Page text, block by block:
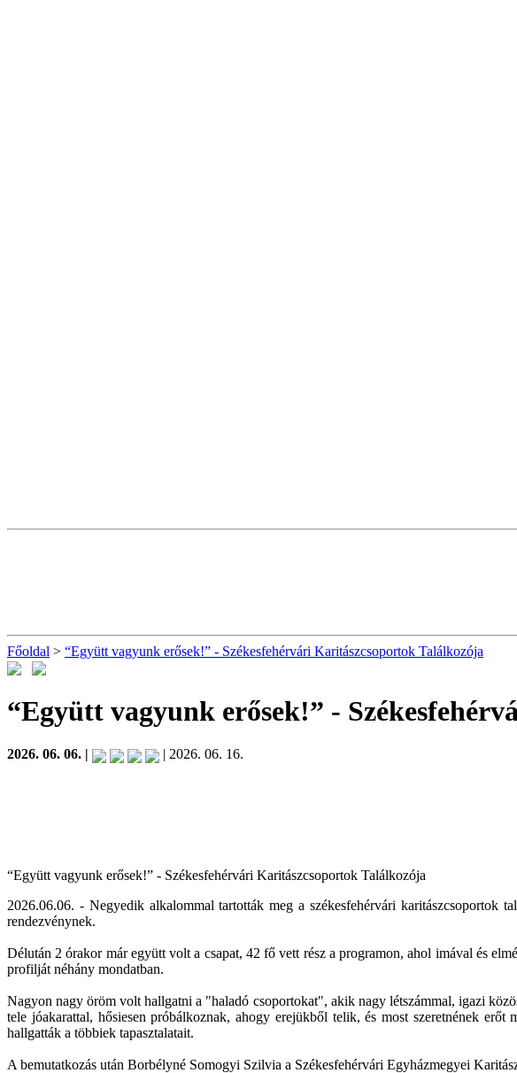
Főoldal > “Együtt vagyunk erősek!” - Székesfehérvári Karitászcsoportok Találkozója
“Együtt vagyunk erősek!” -
2026. 06. 06. | | 2026. 06. 16.
“Együtt vagyunk erősek!” - Székesfehérvári Karitászcsoportok Találkozója
2026.06.06. - Negyedik alkalommal tartották meg a székesfehérvári karitászcsoportok
rendezvénynek.
Délután 2 órakor már együtt volt a csapat, 42 fő vett rész a programon, ahol imával és
profilját néhány mondatban.
Nagyon nagy öröm volt hallgatni a "haladó csoportokat", akik nagy létszámmal, igazi
tele jóakarattal, hősiesen próbálkoznak, ahogy erejükből telik, és most szeretnének
hallgatták a többiek tapasztalatait.
A bemutatkozás után Borbélyné Somogyi Szilvia a Székesfehérvári Egyházmegyei